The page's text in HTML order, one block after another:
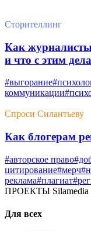
Сторителлинг
Как
и что с этим
#выгорание
коммуникации
Спроси Силантьеву
Как блогерам
#авторское право
цитирование#мерч
реклама#плагиат
ПРОЕКТЫ Silamedia
Для всех